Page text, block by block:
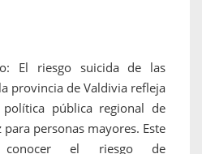
El riesgo suicida de las
provincia de Valdivia refleja
pública regional de
personas mayores. Este
conocer el riesgo de